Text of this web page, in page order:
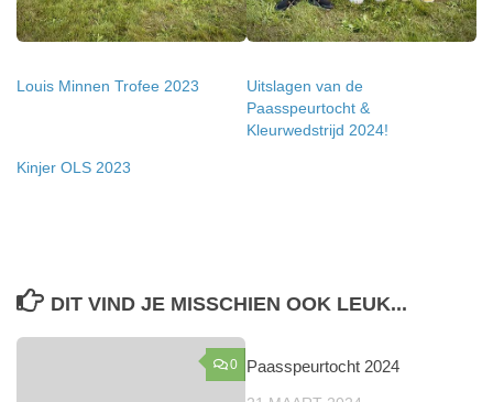
Louis Minnen Trofee 2023
Uitslagen van de
Paasspeurtocht &
Kleurwedstrijd 2024!
Kinjer OLS 2023
DIT VIND JE MISSCHIEN OOK LEUK...
0 Paasspeurtocht 2024